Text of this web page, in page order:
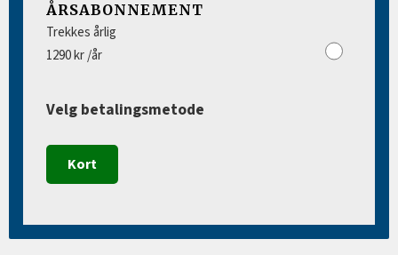
ÅRSABONNEMENT
Trekkes årlig
1290 kr /år
Velg betalingsmetode
Kort